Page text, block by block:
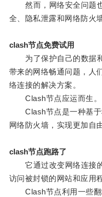
然而，网络安全问题也
全、隐私泄露和网络防火
clash节点免费试用
为了保护自己的数据和
带来的网络畅通问题，人
络连接的解决方案。
Clash节点应运而生。
Clash节点是一种基于
网络防火墙，实现更加自
clash节点跑路了
它通过改变网络连接的
访问被封锁的网站和应用
Clash节点利用一些翻